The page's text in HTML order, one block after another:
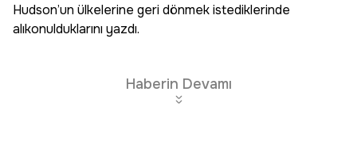
Hudson’un ülkelerine geri dönmek istediklerinde
alıkonulduklarını yazdı.
Haberin Devamı